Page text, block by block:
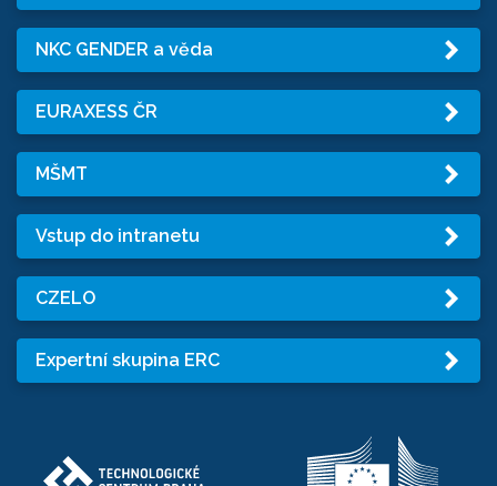
NKC GENDER a věda
EURAXESS ČR
MŠMT
Vstup do intranetu
CZELO
Expertní skupina ERC